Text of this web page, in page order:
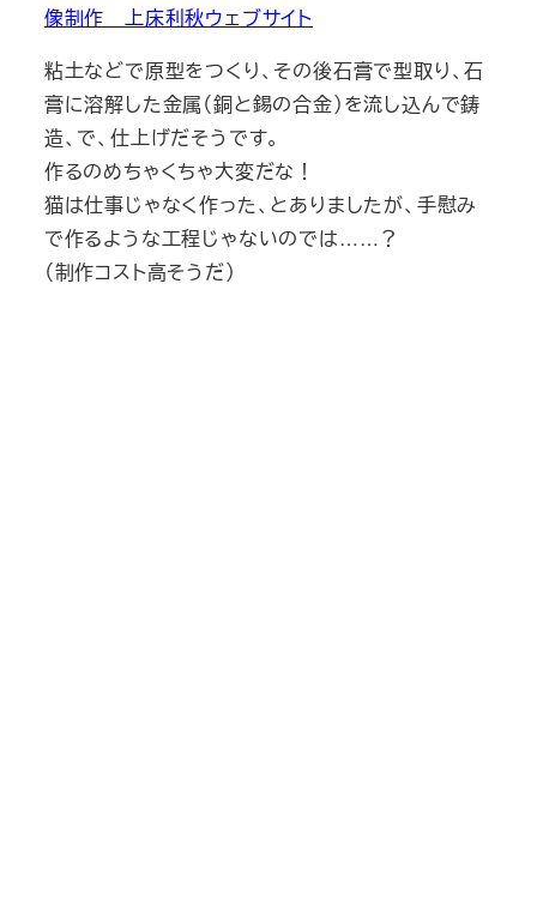
像制作 上床利秋ウェブサイト
粘土などで原型をつくり、その後石膏で型取り、石
膏に溶解した金属（銅と錫の合金）を流し込んで鋳
造、で、仕上げだそうです。
作るのめちゃくちゃ大変だな！
猫は仕事じゃなく作った、とありましたが、手慰み
で作るような工程じゃないのでは……？
（制作コスト高そうだ）